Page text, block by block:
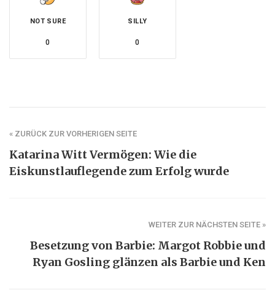
NOT SURE
0
SILLY
0
« ZURÜCK ZUR VORHERIGEN SEITE
Katarina Witt Vermögen: Wie die
Eiskunstlauflegende zum Erfolg wurde
WEITER ZUR NÄCHSTEN SEITE »
Besetzung von Barbie: Margot Robbie und
Ryan Gosling glänzen als Barbie und Ken